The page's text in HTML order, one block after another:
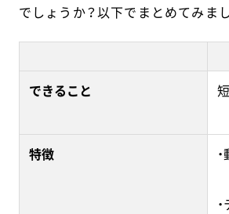
でしょうか？以下でまとめてみまし
できること
特徴